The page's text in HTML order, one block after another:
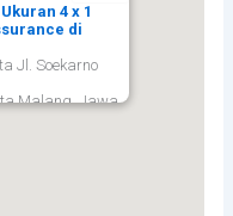
4 x 1
di
Jl. Soekarno
Malang, Jawa